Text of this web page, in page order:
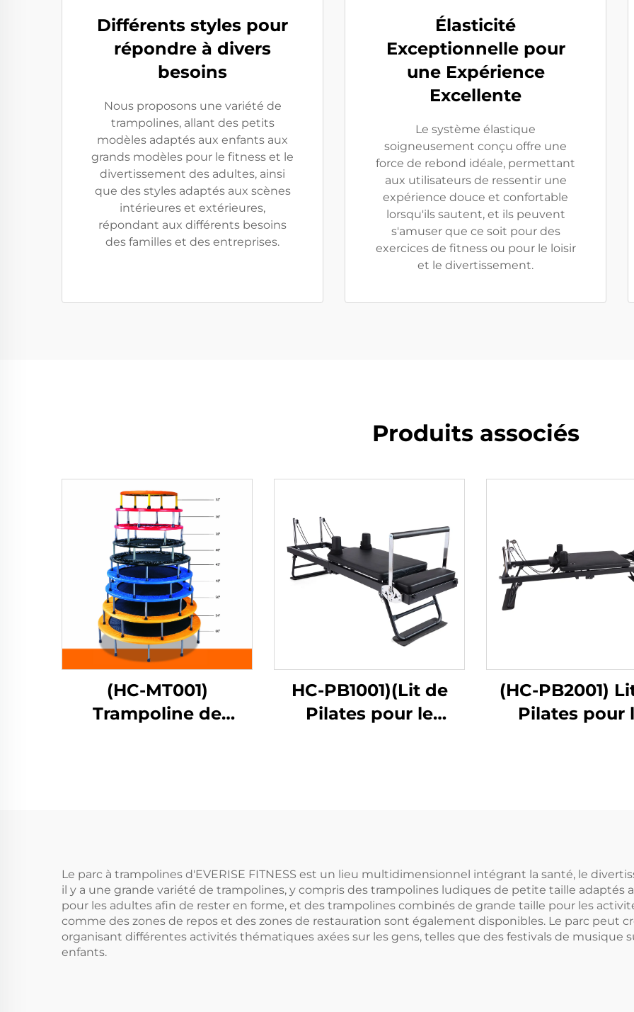
Différents styles pour
répondre à divers
besoins
Nous proposons une variété de
trampolines, allant des petits
modèles adaptés aux enfants aux
grands modèles pour le fitness et le
divertissement des adultes, ainsi
que des styles adaptés aux scènes
intérieures et extérieures,
répondant aux différents besoins
des familles et des entreprises.
Élasticité
Exceptionnelle pour
une Expérience
Excellente
Le système élastique
soigneusement conçu offre une
force de rebond idéale, permettant
aux utilisateurs de ressentir une
expérience douce et confortable
lorsqu'ils sautent, et ils peuvent
s'amuser que ce soit pour des
exercices de fitness ou pour le loisir
et le divertissement.
Produits associés
(HC-MT001)
Trampoline de
HC-PB1001)(Lit de
Pilates pour le
(HC-PB2001)
Pilates pour
Le parc à trampolines d'EVERISE FITNESS est un lieu multidimensionnel intégrant la santé, le
il y a une grande variété de trampolines, y compris des trampolines ludiques de petite taille adaptés
pour les adultes afin de rester en forme, et des trampolines combinés de grande taille pour les
comme des zones de repos et des zones de restauration sont également disponibles. Le parc peut
organisant différentes activités thématiques axées sur les gens, telles que des festivals de musique
enfants.